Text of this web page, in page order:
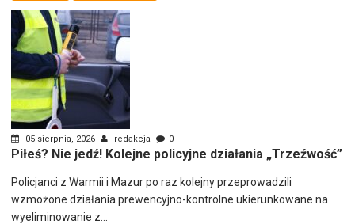
05 sierpnia, 2026 redakcja 0
Piłeś? Nie jedź! Kolejne policyjne działania „Trzeźwość”
Policjanci z Warmii i Mazur po raz kolejny przeprowadzili
wzmożone działania prewencyjno-kontrolne ukierunkowane na
wyeliminowanie z...